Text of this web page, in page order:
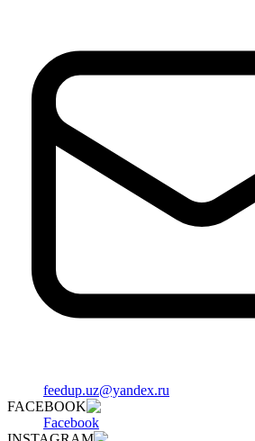
feedup.uz@yandex.ru
FACEBOOK
Facebook